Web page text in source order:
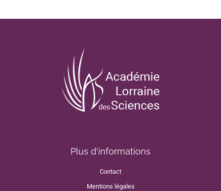
Plus d'informations
Contact
Mentions légales